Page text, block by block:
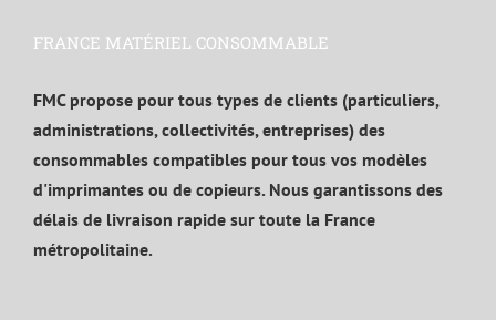
FRANCE MATÉRIEL CONSOMMABLE
FMC propose pour tous types de clients (particuliers,
administrations, collectivités, entreprises) des
consommables compatibles pour tous vos modèles
d'imprimantes ou de copieurs. Nous garantissons des
délais de livraison rapide sur toute la France
métropolitaine.